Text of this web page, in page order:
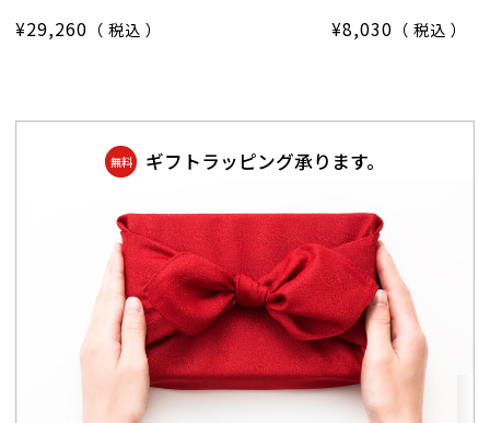
¥29,260 税込 ¥8,030 税込
無料 ギフトラッピング承ります。